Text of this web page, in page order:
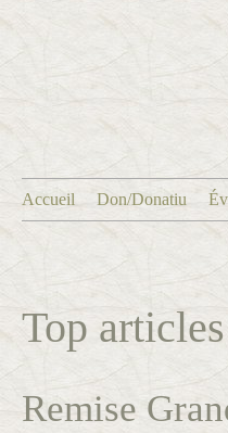
Accueil Don/Donatiu
Top articles
Remise